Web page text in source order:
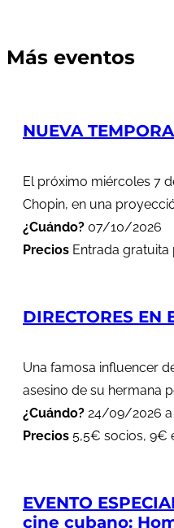
Más eventos
NUEVA
El próximo miércoles 7
Chopin, en una
¿Cuándo? 07/10/2026
Precios Entrada gratuita
DIRECTORES
Una famosa influencer
asesino de su hermana
¿Cuándo? 24/09/2026 a
Precios 5,5€ socios, 9€
EVENTO
cine cubano: